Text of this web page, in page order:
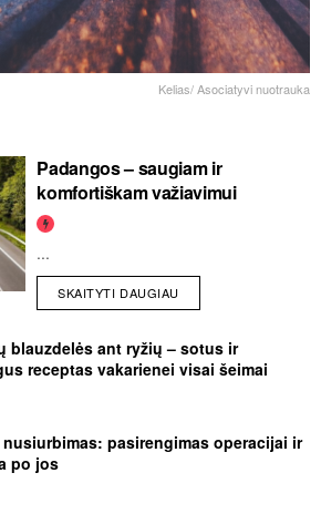
Kelias/ Asociatyvi nuotrauka
Padangos – saugiam ir
komfortiškam važiavimui
...
SKAITYTI DAUGIAU
blauzdelės ant ryžių – sotus ir
receptas vakarienei visai šeimai
nusiurbimas: pasirengimas operacijai ir
po jos